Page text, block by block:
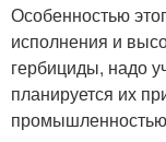
Особенностью
исполнения и
гербициды, надо
планируется их
промышленностью